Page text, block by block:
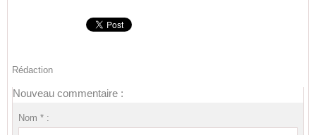
Rédaction
Nouveau commentaire :
Nom * :